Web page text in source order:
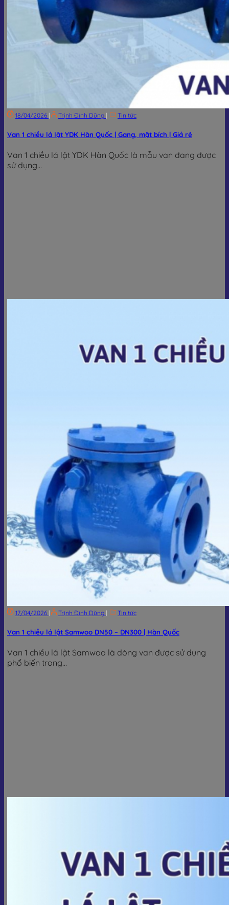
18/04/2026 | Trịnh Đình Dũng | Tin tức
Van 1 chiều lá lật YDK Hàn Quốc | Gang, mặt bích | Giá rẻ
Van 1 chiều lá lật YDK Hàn Quốc là mẫu van đang được
sử dụng...
17/04/2026 | Trịnh Đình Dũng | Tin tức
Van 1 chiều lá lật Samwoo DN50 – DN300 | Hàn Quốc
Van 1 chiều lá lật Samwoo là dòng van được sử dụng
phổ biến trong...